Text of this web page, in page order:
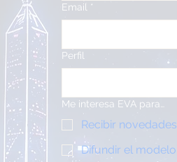
Email *
Perfil
Me interesa EVA para…
Recibir novedades
Difundir el modelo